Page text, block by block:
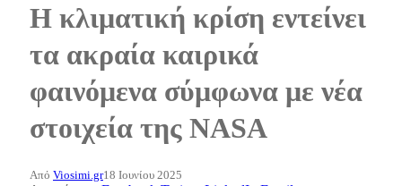
Η κλιματική κρίση εντείνει
τα ακραία καιρικά
φαινόμενα σύμφωνα με νέα
στοιχεία της NASA
Από Viosimi.gr18 Ιουνίου 2025